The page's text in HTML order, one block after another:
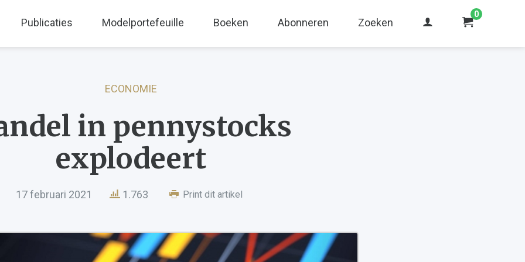
Publicaties Modelportefeuille Boeken Abonneren Zoeken
0
ECONOMIE
in pennystocks
explodeert
17 februari 2021 1.763 Print dit artikel